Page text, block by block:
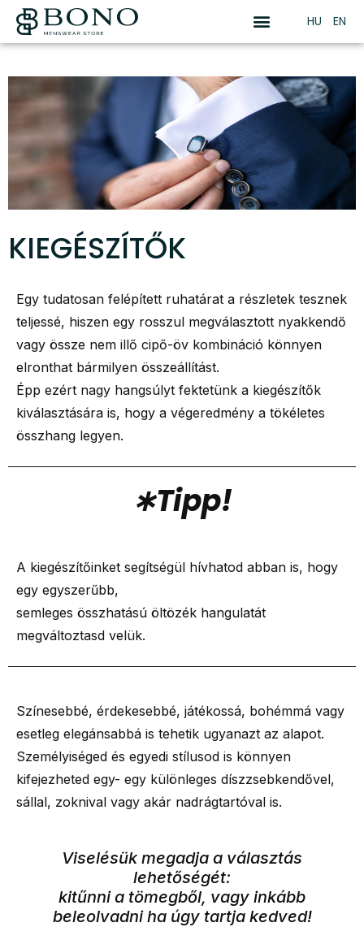
HU EN
KIEGÉSZÍTŐK
Egy tudatosan felépített ruhatárat a részletek tesznek
teljessé, hiszen egy rosszul megválasztott nyakkendő
vagy össze nem illő cipő-öv kombináció könnyen
elronthat bármilyen összeállítást.
Épp ezért nagy hangsúlyt fektetünk a kiegészítők
kiválasztására is, hogy a végeredmény a tökéletes
összhang legyen.
∗Tipp!
A kiegészítőinket segítségül hívhatod abban is, hogy
egy egyszerűbb,
semleges összhatású öltözék hangulatát
megváltoztasd velük.
Színesebbé, érdekesebbé, játékossá, bohémmá vagy
esetleg elegánsabbá is tehetik ugyanazt az alapot.
Személyiséged és egyedi stílusod is könnyen
kifejezheted egy- egy különleges díszzsebkendővel,
sállal, zoknival vagy akár nadrágtartóval is.
Viselésük megadja a választás
lehetőségét:
kitűnni a tömegből, vagy inkább
beleolvadni ha úgy tartja kedved!